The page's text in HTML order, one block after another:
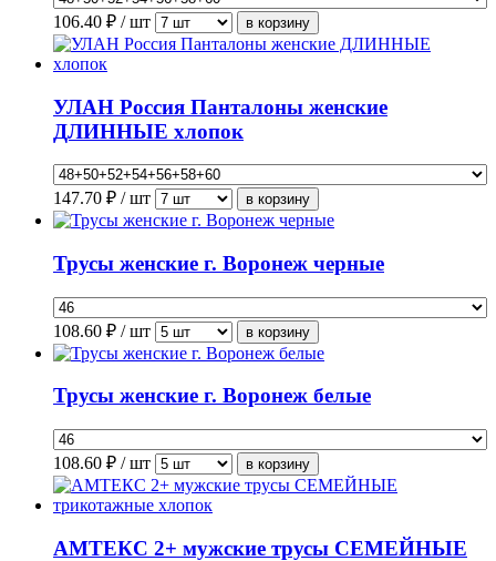
106.40 ₽ / шт
УЛАН Россия Панталоны женские
ДЛИННЫЕ хлопок
147.70 ₽ / шт
Трусы женские г. Воронеж черные
108.60 ₽ / шт
Трусы женские г. Воронеж белые
108.60 ₽ / шт
АМТЕКС 2+ мужские трусы СЕМЕЙНЫЕ